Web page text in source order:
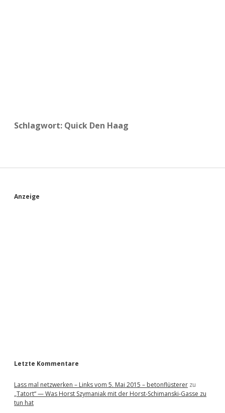
Schlagwort: Quick Den Haag
S
Anzeige
Letzte Kommentare
Lass mal netzwerken – Links vom 5. Mai 2015 – betonflüsterer zu
„Tatort“ — Was Horst Szymaniak mit der Horst-Schimanski-Gasse zu
tun hat